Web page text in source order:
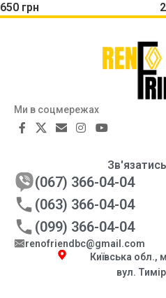
650 грн
Ми в соцмережах
(067) 366-04-04
(063) 366-04-04
(099) 366-04-04
renofriendbc@gmail.com
Київська обл.,
вул.